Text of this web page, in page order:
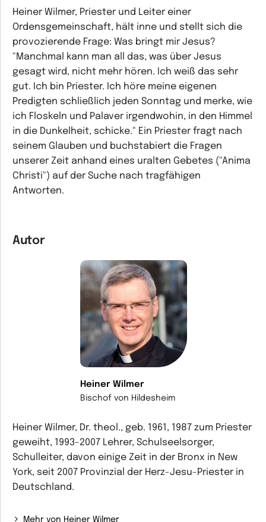
Heiner Wilmer, Priester und Leiter einer
Ordensgemeinschaft, hält inne und stellt sich die
provozierende Frage: Was bringt mir Jesus?
"Manchmal kann man all das, was über Jesus
gesagt wird, nicht mehr hören. Ich weiß das sehr
gut. Ich bin Priester. Ich höre meine eigenen
Predigten schließlich jeden Sonntag und merke, wie
ich Floskeln und Palaver irgendwohin, in den Himmel
in die Dunkelheit, schicke." Ein Priester fragt nach
seinem Glauben und buchstabiert die Fragen
unserer Zeit anhand eines uralten Gebetes ("Anima
Christi") auf der Suche nach tragfähigen
Antworten.
Autor
Heiner Wilmer
Bischof von Hildesheim
Heiner Wilmer, Dr. theol., geb. 1961, 1987 zum Priester
geweiht, 1993-2007 Lehrer, Schulseelsorger,
Schulleiter, davon einige Zeit in der Bronx in New
York, seit 2007 Provinzial der Herz-Jesu-Priester in
Deutschland.
Mehr von Heiner Wilmer